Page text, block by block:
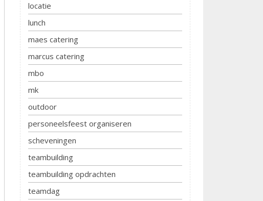
locatie
lunch
maes catering
marcus catering
mbo
mk
outdoor
personeelsfeest organiseren
scheveningen
teambuilding
teambuilding opdrachten
teamdag